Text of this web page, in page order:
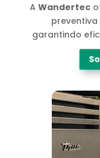
AWandertec
preventiva
garantindo